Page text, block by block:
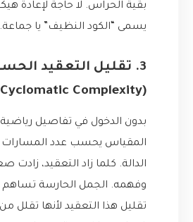
بقية الحراس. لا حاجة لإعادة
يسمى “الكود النظيف” يا جماعة.
3. تقليل التعقيد
(Cyclomatic Complexity)
بدون الدخول في تفاصيل
المقياس يحسب عدد المسارات
الدالة. كلما زاد التعقيد، زادت
وفهمه. الجمل الحارسة
تقليل هذا التعقيد لأنها تقلل